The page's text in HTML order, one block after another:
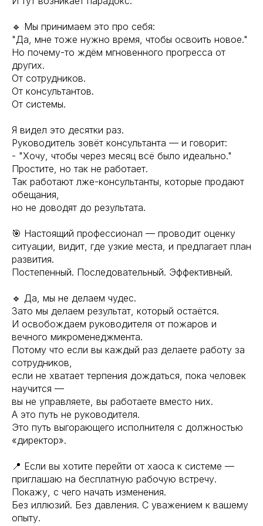
🔹 Мы принимаем это про себя:
"Да, мне тоже нужно время, чтобы освоить новое."
Но почему-то ждём мгновенного прогресса от
других.
От сотрудников.
От консультантов.
От системы.
Я видел это десятки раз.
Руководитель зовёт консультанта — и говорит:
- "Хочу, чтобы через месяц всё было идеально."
Простите, но так не работает.
Так работают лже-консультанты, которые продают
обещания,
но не доводят до результата.
🎯 Настоящий профессионал — проводит оценку
ситуации, видит, где узкие места, и предлагает план
развития.
Постепенный. Последовательный. Эффективный.
🔹 Да, мы не делаем чудес.
Зато мы делаем результат, который остаётся.
И освобождаем руководителя от пожаров и
вечного микроменеджмента.
Потому что если вы каждый раз делаете работу за
сотрудников,
если не хватает терпения дождаться, пока человек
научится —
вы не управляете, вы работаете вместо них.
А это путь не руководителя.
Это путь выгорающего исполнителя с должностью
«директор».
📍 Если вы хотите перейти от хаоса к системе —
приглашаю на бесплатную рабочую встречу.
Покажу, с чего начать изменения.
Без иллюзий. Без давления. С уважением к вашему
опыту.